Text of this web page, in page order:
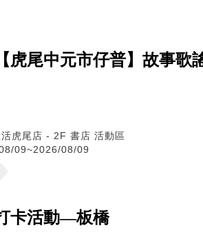
虎尾中元市仔普】故事歌
虎尾店 - 2F 書店 活動區
09~2026/08/09
卡活動—板橋